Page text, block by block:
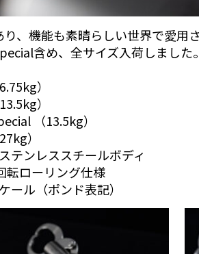
り、機能も素晴らしい世界で愛用
含め、全サイズ入荷しました。
）
）
（13.5kg）
）
テンレススチールボディ
転ローリング仕様
ール（ポンド表記）